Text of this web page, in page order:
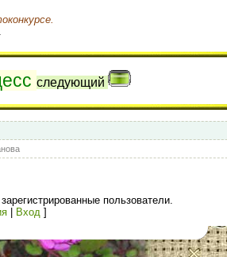
следующий
пользователи.
| Вход ]